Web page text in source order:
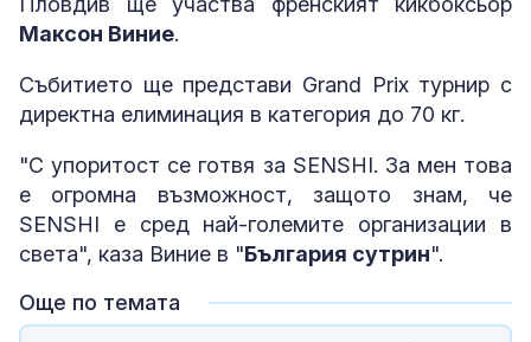
Максон Виние.
Събитието ще представи Grand Prix турнир с
директна елиминация в категория до 70 кг.
"С упоритост се готвя за SENSHI. За мен това
е огромна възможност, защото знам, че
SENSHI е сред най-големите организации в
света", каза Виние в "България сутрин".
Още по темата